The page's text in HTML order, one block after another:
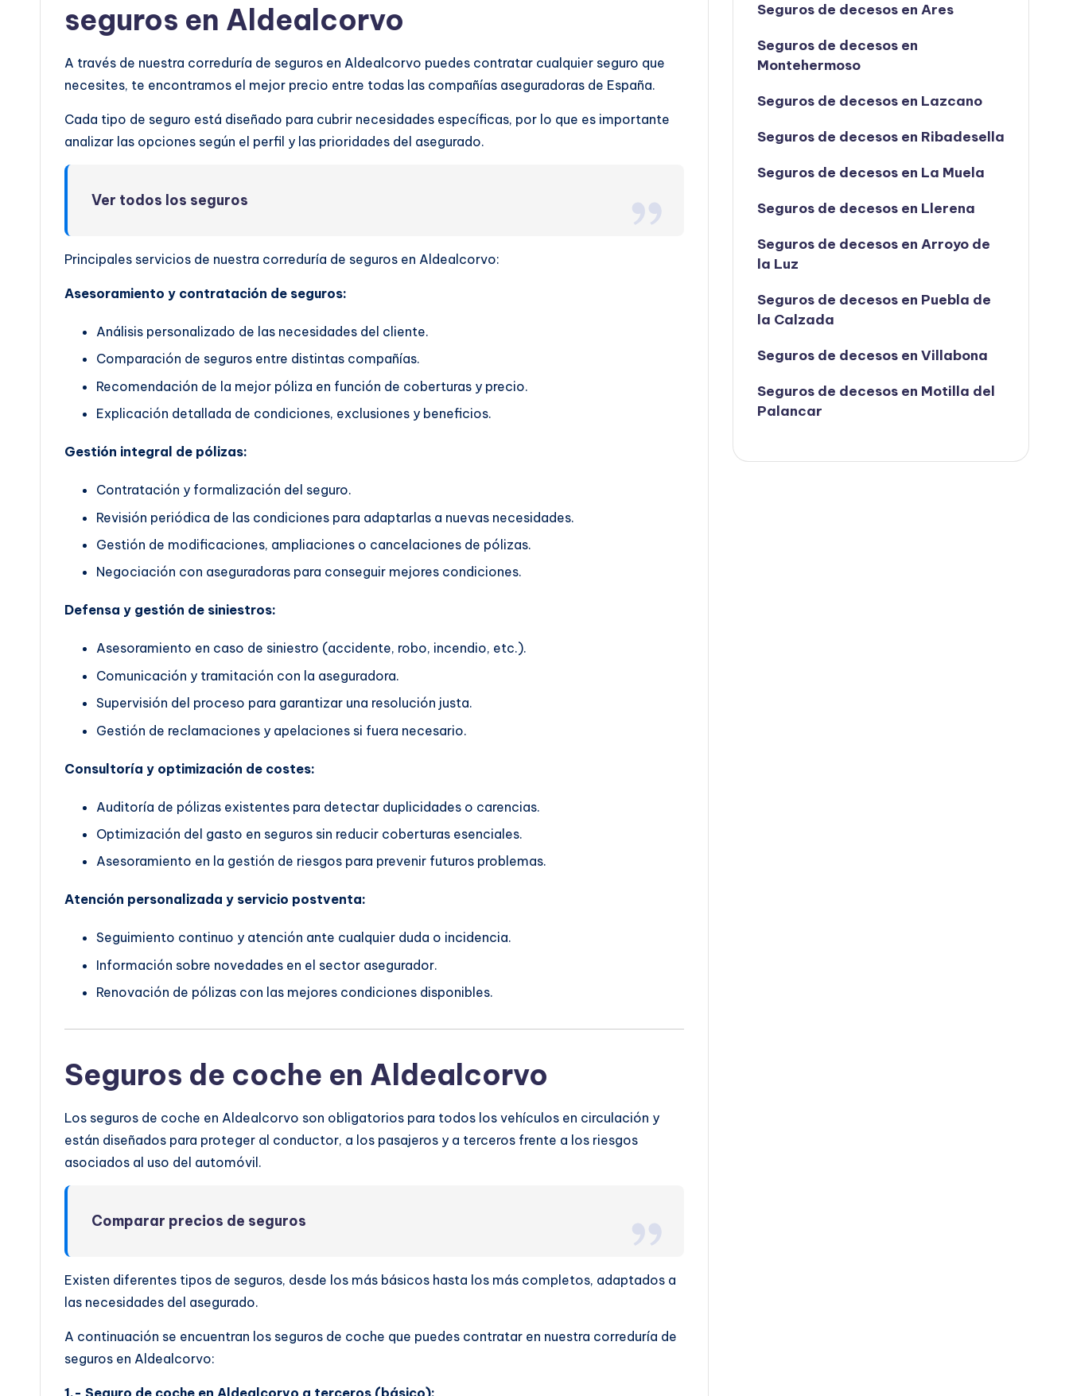
seguros en Aldealcorvo
A través de nuestra correduría de seguros en Aldealcorvo puedes contratar cualquier seguro que
necesites, te encontramos el mejor precio entre todas las compañías aseguradoras de España.
Cada tipo de seguro está diseñado para cubrir necesidades específicas, por lo que es importante
analizar las opciones según el perfil y las prioridades del asegurado.
Ver todos los seguros
Principales servicios de nuestra correduría de seguros en Aldealcorvo:
Asesoramiento y contratación de seguros:
Análisis personalizado de las necesidades del cliente.
Comparación de seguros entre distintas compañías.
Recomendación de la mejor póliza en función de coberturas y precio.
Explicación detallada de condiciones, exclusiones y beneficios.
Gestión integral de pólizas:
Contratación y formalización del seguro.
Revisión periódica de las condiciones para adaptarlas a nuevas necesidades.
Gestión de modificaciones, ampliaciones o cancelaciones de pólizas.
Negociación con aseguradoras para conseguir mejores condiciones.
Defensa y gestión de siniestros:
Asesoramiento en caso de siniestro (accidente, robo, incendio, etc.).
Comunicación y tramitación con la aseguradora.
Supervisión del proceso para garantizar una resolución justa.
Gestión de reclamaciones y apelaciones si fuera necesario.
Consultoría y optimización de costes:
Auditoría de pólizas existentes para detectar duplicidades o carencias.
Optimización del gasto en seguros sin reducir coberturas esenciales.
Asesoramiento en la gestión de riesgos para prevenir futuros problemas.
Atención personalizada y servicio postventa:
Seguimiento continuo y atención ante cualquier duda o incidencia.
Información sobre novedades en el sector asegurador.
Renovación de pólizas con las mejores condiciones disponibles.
Seguros de coche en Aldealcorvo
Los seguros de coche en Aldealcorvo son obligatorios para todos los vehículos en circulación y
están diseñados para proteger al conductor, a los pasajeros y a terceros frente a los riesgos
asociados al uso del automóvil.
Comparar precios de seguros
Existen diferentes tipos de seguros, desde los más básicos hasta los más completos, adaptados a
las necesidades del asegurado.
A continuación se encuentran los seguros de coche que puedes contratar en nuestra correduría de
seguros en Aldealcorvo:
Seguros de decesos en Ares
Seguros de decesos en
Montehermoso
Seguros de decesos en Lazcano
Seguros de decesos en Ribadesella
Seguros de decesos en La Muela
Seguros de decesos en Llerena
Seguros de decesos en Arroyo de
la Luz
Seguros de decesos en Puebla de
la Calzada
Seguros de decesos en Villabona
Seguros de decesos en Motilla del
Palancar